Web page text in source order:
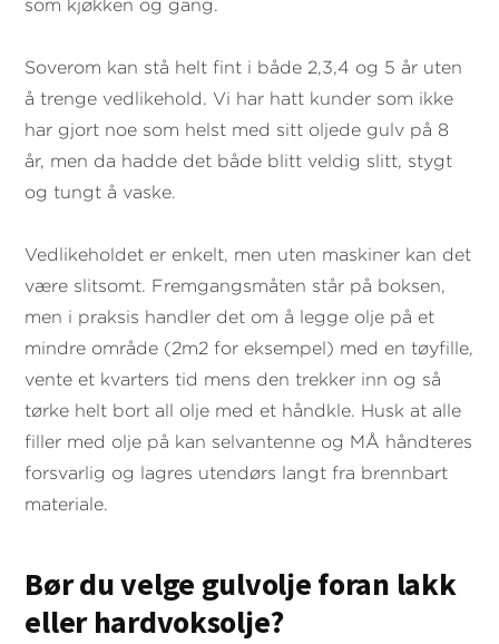
som kjøkken og gang.
Soverom kan stå helt fint i både 2,3,4 og 5 år uten
å trenge vedlikehold. Vi har hatt kunder som ikke
har gjort noe som helst med sitt oljede gulv på 8
år, men da hadde det både blitt veldig slitt, stygt
og tungt å vaske.
Vedlikeholdet er enkelt, men uten maskiner kan det
være slitsomt. Fremgangsmåten står på boksen,
men i praksis handler det om å legge olje på et
mindre område (2m2 for eksempel) med en tøyfille,
vente et kvarters tid mens den trekker inn og så
tørke helt bort all olje med et håndkle. Husk at alle
filler med olje på kan selvantenne og MÅ håndteres
forsvarlig og lagres utendørs langt fra brennbart
materiale.
Bør du velge gulvolje foran lakk
eller hardvoksolje?